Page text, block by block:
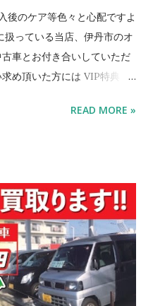
後のケア等色々と心配ですよ
っている当店、伊丹市のオ
車とお付き合いしていただ
め頂いた方には VIP特典 と
した当店の安心、お得なサ
みでの修理をお受けしてお
の修理となります）（詳し
【安心 ②】 当店でお車を
検まで半年ごとにオイル交
けて頂いた場合、次回車検
安心④】 当店でお車をご購
READ MORE »